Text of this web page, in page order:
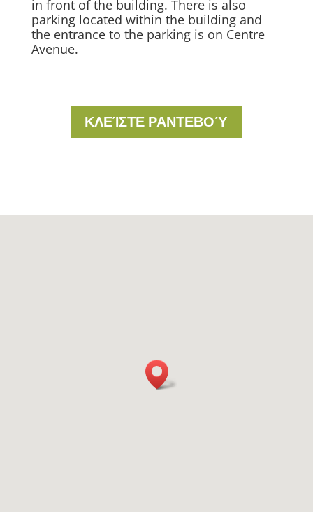
in front of the building. There is also
parking located within the building and
the entrance to the parking is on Centre
Avenue.
ΚΛΕΊΣΤΕ ΡΑΝΤΕΒΟΎ